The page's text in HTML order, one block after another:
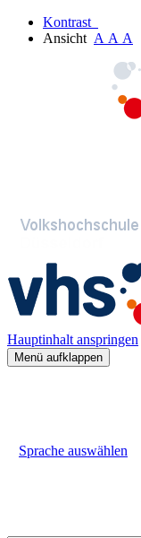
Kontrast
Ansicht A A A
Hauptinhalt anspringen
Menü aufklappen
Sprache auswählen